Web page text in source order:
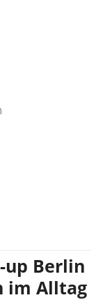
up Berlin
im Alltag